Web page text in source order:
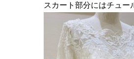
スカート部分にはチュー